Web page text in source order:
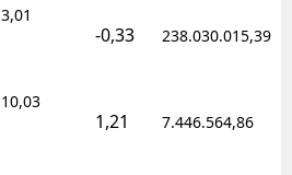
3,01
-0,33 238.030.015,39
10,03
1,21 7.446.564,86